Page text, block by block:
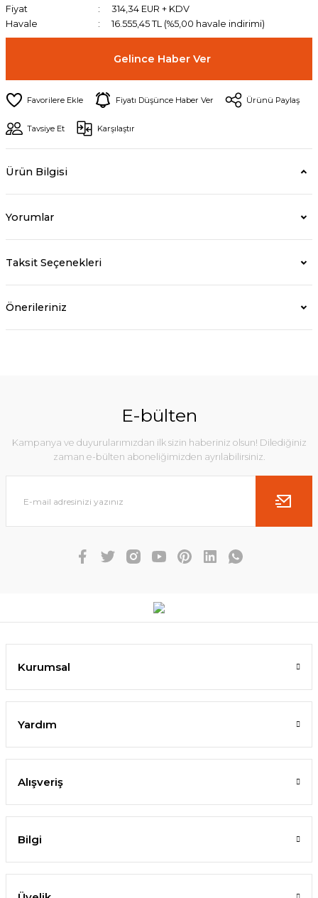
Fiyat
314,34 EUR + KDV
Havale
16.555,45 TL (%5,00 havale indirimi)
Gelince Haber Ver
Fiyatı Düşünce Haber Ver Ürünü Paylaş
Tavsiye Et Karşılaştır
Ürün Bilgisi
Yorumlar
Taksit Seçenekleri
Önerileriniz
E-bülten
Kampanya ve duyurularımızdan ilk sizin haberiniz olsun! Dilediğiniz
zaman e-bülten aboneliğimizden ayrılabilirsiniz.
Kurumsal
Yardım
Alışveriş
Bilgi